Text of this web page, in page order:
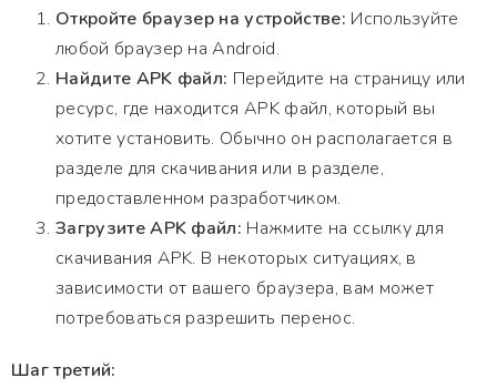
Откройте браузер на устройстве: Используйте
любой браузер на Android.
Найдите APK файл: Перейдите на страницу или
ресурс, где находится APK файл, который вы
хотите установить. Обычно он располагается в
разделе для скачивания или в разделе,
предоставленном разработчиком.
Загрузите APK файл: Нажмите на ссылку для
скачивания APK. В некоторых ситуациях, в
зависимости от вашего браузера, вам может
потребоваться разрешить перенос.
Шаг третий: